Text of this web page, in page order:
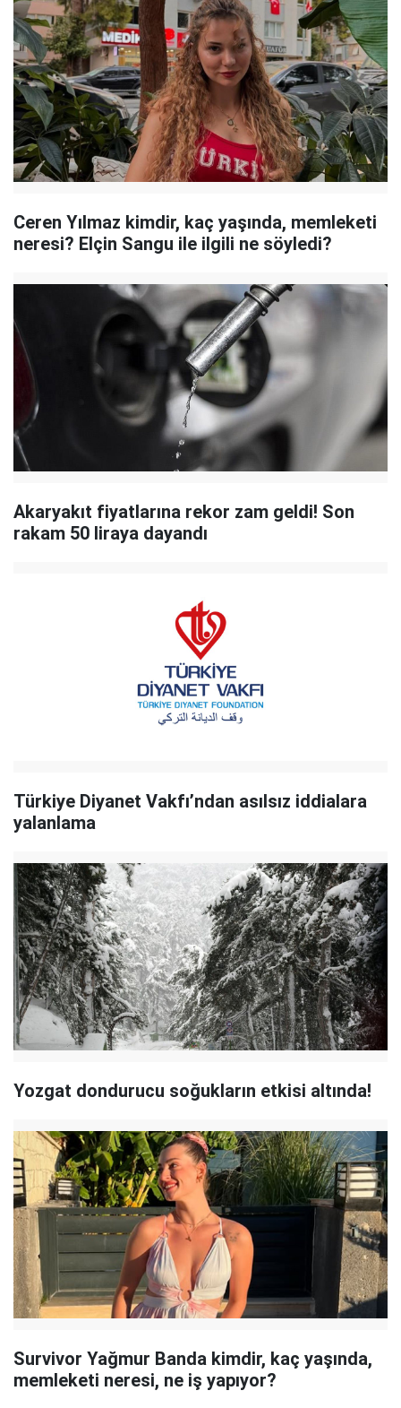
Ceren Yılmaz kimdir, kaç yaşında, memleketi
neresi? Elçin Sangu ile ilgili ne söyledi?
Akaryakıt fiyatlarına rekor zam geldi! Son
rakam 50 liraya dayandı
Türkiye Diyanet Vakfı’ndan asılsız iddialara
yalanlama
Yozgat dondurucu soğukların etkisi altında!
Survivor Yağmur Banda kimdir, kaç yaşında,
memleketi neresi, ne iş yapıyor?